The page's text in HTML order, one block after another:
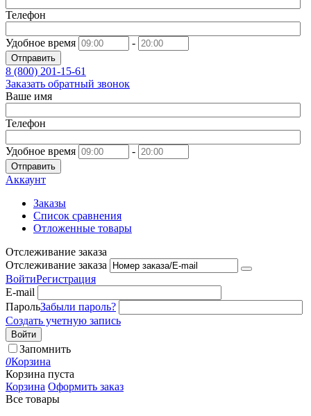
Телефон
Удобное время -
Отправить
8 (800) 201-15-61
Заказать обратный звонок
Ваше имя
Телефон
Удобное время -
Отправить
Аккаунт
Заказы
Список сравнения
Отложенные товары
Отслеживание заказа
Отслеживание заказа
ВойтиРегистрация
E-mail
ПарольЗабыли пароль?
Создать учетную запись
Войти
Запомнить
0Корзина
Корзина пуста
Корзина Оформить заказ
Все товары